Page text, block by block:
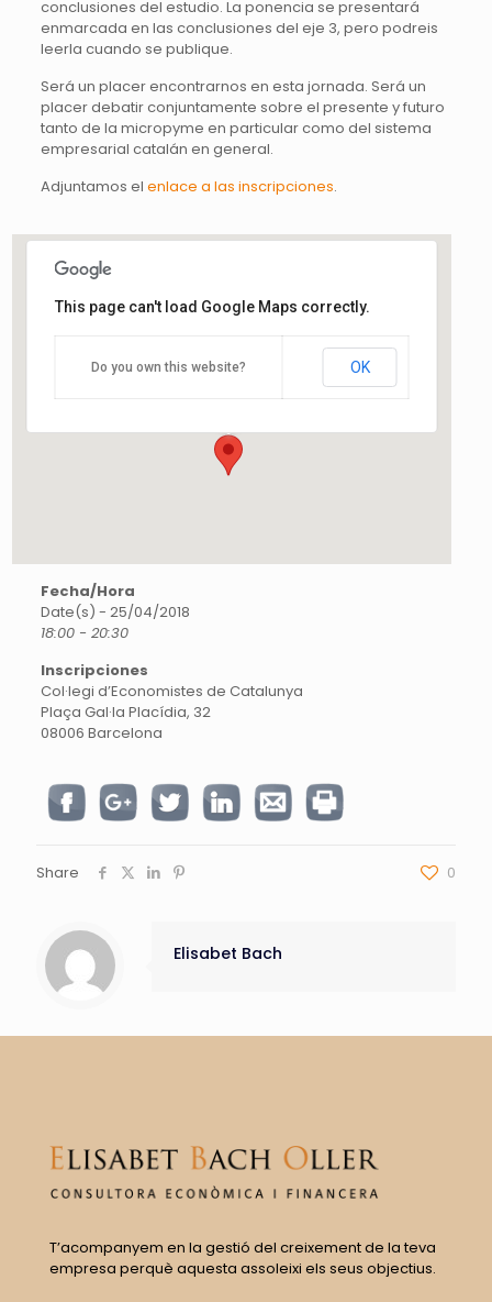
conclusiones del estudio. La ponencia se presentará
enmarcada en las conclusiones del eje 3, pero podreis
leerla cuando se publique.
Será un placer encontrarnos en esta jornada. Será un
placer debatir conjuntamente sobre el presente y futuro
tanto de la micropyme en particular como del sistema
empresarial catalán en general.
Adjuntamos el enlace a las inscripciones.
This page can't load Google Maps correctly.
Do you own this website? OK
Fecha/Hora
Date(s) - 25/04/2018
18:00 - 20:30
Inscripciones
Col·legi d’Economistes de Catalunya
Plaça Gal·la Placídia, 32
08006 Barcelona
Share 0
Elisabet Bach
T’acompanyem en la gestió del creixement de la teva
empresa perquè aquesta assoleixi els seus objectius.